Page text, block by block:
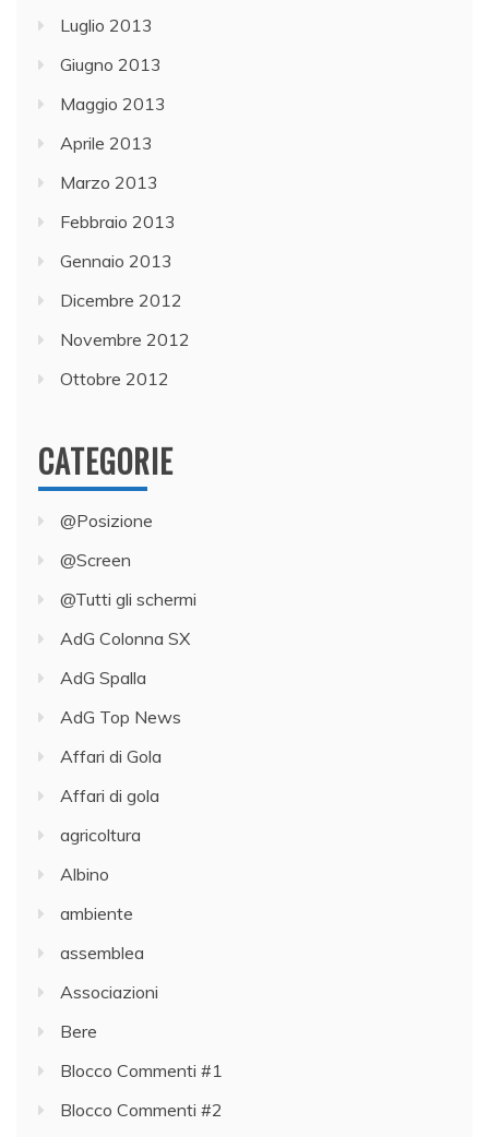
Luglio 2013
Giugno 2013
Maggio 2013
Aprile 2013
Marzo 2013
Febbraio 2013
Gennaio 2013
Dicembre 2012
Novembre 2012
Ottobre 2012
CATEGORIE
@Posizione
@Screen
@Tutti gli schermi
AdG Colonna SX
AdG Spalla
AdG Top News
Affari di Gola
Affari di gola
agricoltura
Albino
ambiente
assemblea
Associazioni
Bere
Blocco Commenti #1
Blocco Commenti #2